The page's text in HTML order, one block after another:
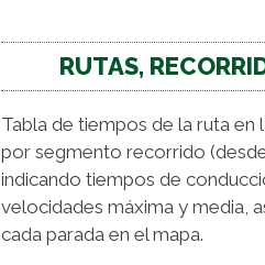
RUTAS,
Tabla de tiempos de la ruta en
por segmento recorrido
indicando tiempos de
velocidades máxima y media,
cada parada en el mapa.